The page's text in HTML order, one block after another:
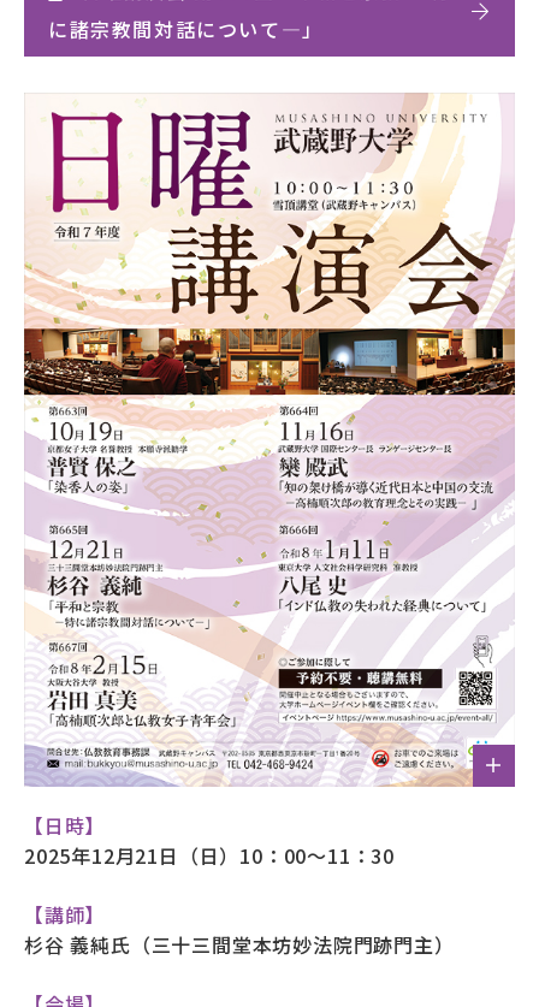
に諸宗教間対話について―」
【日時】
2025年12月21日（日）10：00～11：30
【講師】
杉谷 義純氏（三十三間堂本坊妙法院門跡門主）